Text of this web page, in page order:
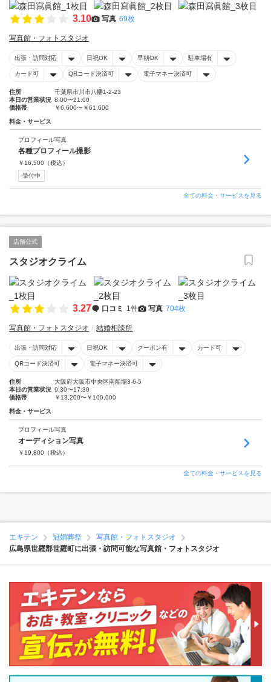
3.10 写真 69枚
写真館・フォトスタジオ
出張・訪問対応 日祝OK 早朝OK 駐車場有
カード可 QRコード決済可 電子マネー決済可
住所
千葉県市川市八幡1-2-23
本日の営業状況 8:00〜21:00
価格帯
￥6,600〜￥61,600
料金・サービス
プロフィール写真
各種プロフィール撮影
￥ 16,500 （税込）
受付中
全ての料金・サービスを見る
店舗公式
スタジオクライム
3.27 口コミ 1件 写真 704枚
写真館・フォトスタジオ 結婚相談所
出張・訪問対応 日祝OK クーポン有 カード可
QRコード決済可 電子マネー決済可
住所
大阪府大阪市中央区南船場3-6-5
本日の営業状況 9:30〜17:30
価格帯
￥13,200〜￥100,000
料金・サービス
プロフィール写真
オーディション写真
￥ 19,800 （税込）
全ての料金・サービスを見る
エキテン 冠婚葬祭
写真館・フォトスタジオ
広島県世羅郡世羅町に出張・訪問可能な写真館・フォトスタジオ